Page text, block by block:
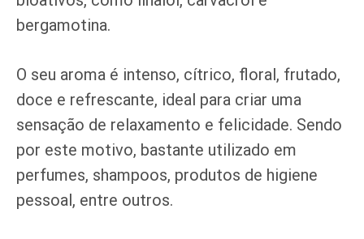
bergamotina.
O seu aroma é intenso, cítrico, floral, frutado,
doce e refrescante, ideal para criar uma
sensação de relaxamento e felicidade. Sendo
por este motivo, bastante utilizado em
perfumes, shampoos, produtos de higiene
pessoal, entre outros.